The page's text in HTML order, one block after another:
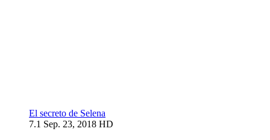
El secreto de Selena
7.1 Sep. 23, 2018 HD